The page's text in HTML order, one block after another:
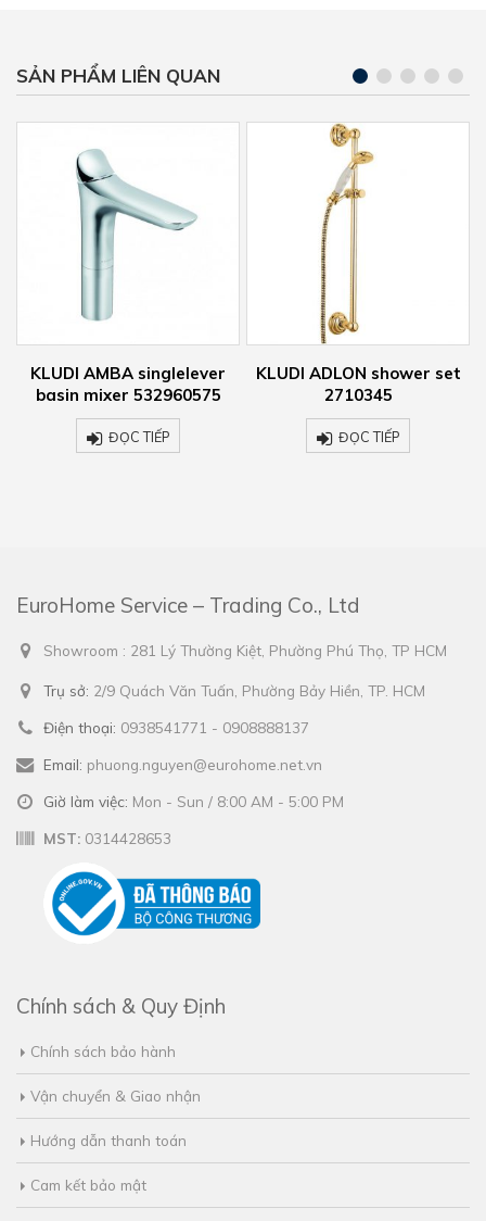
SẢN PHẨM LIÊN QUAN
KLUDI ADLON shower set
2710345
KLUDI ADLON
thermostatic
517204520
EuroHome Service – Trading Co., Ltd
Showroom : 281 Lý Thường Kiệt, Phường Phú Thọ, TP HCM
Trụ sở: 2/9 Quách Văn Tuấn, Phường Bảy Hiền, TP. HCM
Điện thoại: 0938541771 - 0908888137
Email: phuong.nguyen@eurohome.net.vn
Giờ làm việc: Mon - Sun / 8:00 AM - 5:00 PM
MST: 0314428653
Chính sách & Quy Định
Chính sách bảo hành
Vận chuyển & Giao nhận
Hướng dẫn thanh toán
Cam kết bảo mật